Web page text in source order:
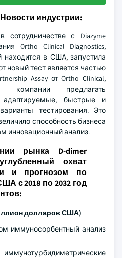
индустрии:
с Diazyme
Ortho Clinical Diagnostics,
находится в США, запустила
новый тест является частью
Assay от Ortho Clinical,
компании предлагать
адаптируемые, быстрые и
тестирования. Это
способность бизнеса
инновационный анализ.
рынка D-dimer
охват
и прогнозом по
с 2018 по 2032 год
долларов США)
иммуносорбентный анализ